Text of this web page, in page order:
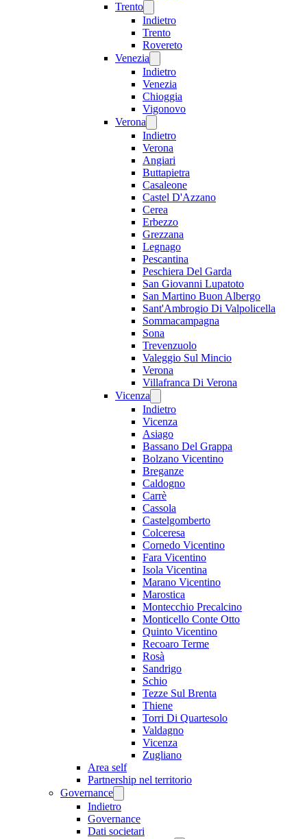
Trento
Indietro
Trento
Rovereto
Venezia
Indietro
Venezia
Chioggia
Vigonovo
Verona
Indietro
Verona
Angiari
Buttapietra
Casaleone
Castel D'Azzano
Cerea
Erbezzo
Grezzana
Legnago
Pescantina
Peschiera Del Garda
San Giovanni Lupatoto
San Martino Buon Albergo
Sant'Ambrogio Di Valpolicella
Sommacampagna
Sona
Trevenzuolo
Valeggio Sul Mincio
Verona
Villafranca Di Verona
Vicenza
Indietro
Vicenza
Asiago
Bassano Del Grappa
Bolzano Vicentino
Breganze
Caldogno
Carrè
Cassola
Castelgomberto
Colceresa
Cornedo Vicentino
Fara Vicentino
Isola Vicentina
Marano Vicentino
Marostica
Montecchio Precalcino
Monticello Conte Otto
Quinto Vicentino
Recoaro Terme
Rosà
Sandrigo
Schio
Tezze Sul Brenta
Thiene
Torri Di Quartesolo
Valdagno
Vicenza
Zugliano
Area self
Partnership nel territorio
Governance
Indietro
Governance
Dati societari